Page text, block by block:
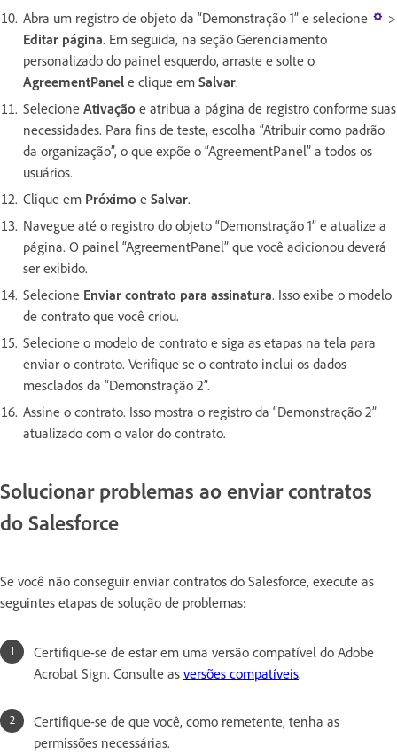
Abra um registro de objeto da “Demonstração 1” e selecione
>
Editar página. Em seguida, na seção Gerenciamento
personalizado do painel esquerdo, arraste e solte o
AgreementPanel e clique em Salvar.
Selecione Ativação e atribua a página de registro conforme suas
necessidades. Para fins de teste, escolha “Atribuir como padrão
da organização”, o que expõe o “AgreementPanel” a todos os
usuários.
Clique em Próximo e Salvar.
Navegue até o registro do objeto “Demonstração 1” e atualize a
página. O painel “AgreementPanel” que você adicionou deverá
ser exibido.
Selecione Enviar contrato para assinatura. Isso exibe o modelo
de contrato que você criou.
Selecione o modelo de contrato e siga as etapas na tela para
enviar o contrato. Verifique se o contrato inclui os dados
mesclados da “Demonstração 2”.
Assine o contrato. Isso mostra o registro da “Demonstração 2”
atualizado com o valor do contrato.
Solucionar problemas ao enviar contratos
do Salesforce
Se você não conseguir enviar contratos do Salesforce, execute as
seguintes etapas de solução de problemas:
Certifique-se de estar em uma versão compatível do Adobe
Acrobat Sign. Consulte as versões compatíveis.
Certifique-se de que você, como remetente, tenha as
permissões necessárias.